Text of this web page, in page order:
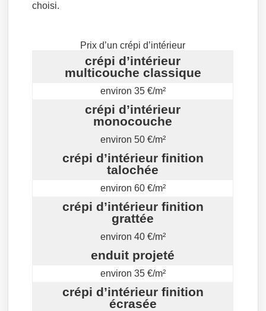
choisi.
Prix d’un crépi d’intérieur
crépi d’intérieur
multicouche classique
environ 35 €/m²
crépi d’intérieur
monocouche
environ 50 €/m²
crépi d’intérieur finition
talochée
environ 60 €/m²
crépi d’intérieur finition
grattée
environ 40 €/m²
enduit projeté
environ 35 €/m²
crépi d’intérieur finition
écrasée